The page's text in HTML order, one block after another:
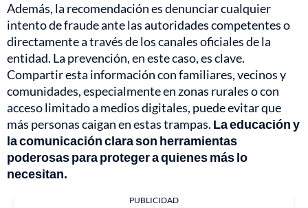
Además, la recomendación es denunciar cualquier
intento de fraude ante las autoridades competentes o
directamente a través de los canales oficiales de la
entidad. La prevención, en este caso, es clave.
Compartir esta información con familiares, vecinos y
comunidades, especialmente en zonas rurales o con
acceso limitado a medios digitales, puede evitar que
más personas caigan en estas trampas. La educación y
la comunicación clara son herramientas
poderosas para proteger a quienes más lo
necesitan.
PUBLICIDAD